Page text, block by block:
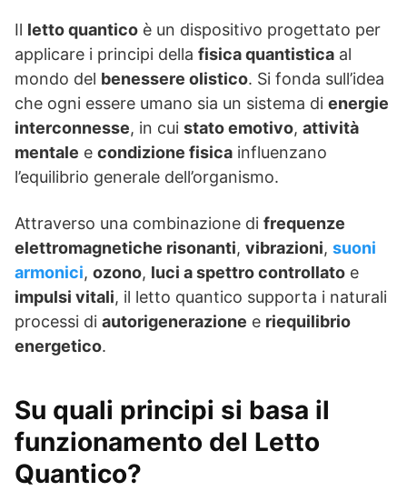
Il letto quantico è un dispositivo progettato per
applicare i principi della fisica quantistica al
mondo del benessere olistico. Si fonda sull’idea
che ogni essere umano sia un sistema di energie
interconnesse, in cui stato emotivo, attività
mentale e condizione fisica influenzano
l’equilibrio generale dell’organismo.
Attraverso una combinazione di frequenze
elettromagnetiche risonanti, vibrazioni, suoni
armonici, ozono, luci a spettro controllato e
impulsi vitali, il letto quantico supporta i naturali
processi di autorigenerazione e riequilibrio
energetico.
Su quali principi si basa il
funzionamento del Letto
Quantico?